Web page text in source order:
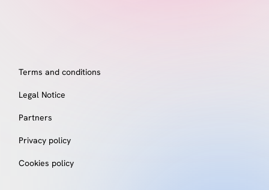
Terms and conditions
Legal Notice
Partners
Privacy policy
Cookies policy